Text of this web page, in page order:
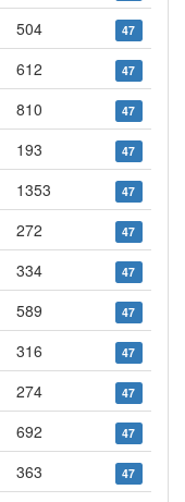
504 47
612 47
810 47
193 47
1353 47
272 47
334 47
589 47
316 47
274 47
692 47
363 47